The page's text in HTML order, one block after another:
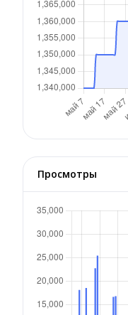
Просмотры